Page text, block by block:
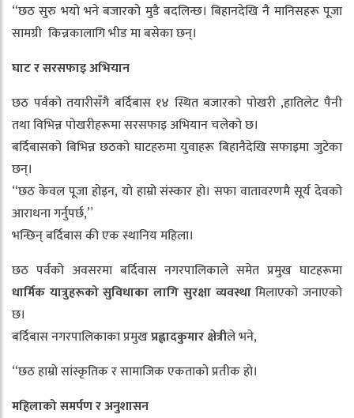
“छठ सुरु भयो भने बजारको मुडै बदलिन्छ। बिहानदेखि नै मानिसहरू पूजा
सामग्री किन्नकालागि भीड मा बसेका छन्।
घाटरसरसफाइअभियान
छठ पर्वको तयारीसँगै बर्दिबास १४ स्थित बजारको पोखरी ,हातिलेट पैनी
तथा विभिन्न पोखरीहरूमा सरसफाइ अभियान चलेको छ।
बर्दिबासको बिभिन्न छठको घाटहरुमा युवाहरू बिहानैदेखि सफाइमा जुटेका
छन्।
“छठ केवल पूजा होइन, यो हाम्रो संस्कार हो। सफा वातावरणमै सूर्य देवको
आराधना गर्नुपर्छ,”
भन्छिन् बर्दिबास की एक स्थानिय महिला।
छठ पर्वको अवसरमा बर्दिवास नगरपालिकाले समेत प्रमुख घाटहरूमा
धार्मिक यात्रुहरूको सुविधाका लागि सुरक्षा व्यवस्थामिलाएको जनाएको
छ।
बर्दिबास नगरपालिकाका प्रमुखप्रह्लादकुमारक्षेत्रीले भने,
“छठ हाम्रो सांस्कृतिक र सामाजिक एकताको प्रतीक हो।
महिलाकोसमर्पणरअनुशासन